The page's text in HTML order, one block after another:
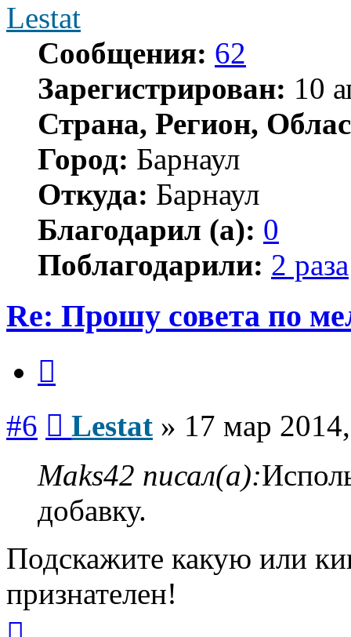
Lestat
Сообщения: 62
Зарегистрирован: 10
Страна, Регион,
Город: Барнаул
Откуда: Барнаул
Благодарил (а): 0
Поблагодарили: 2 раза
Re: Прошу совета по
#6 Lestat » 17 мар
Maks42 писал(а):
добавку.
Подскажите какую или
признателен!